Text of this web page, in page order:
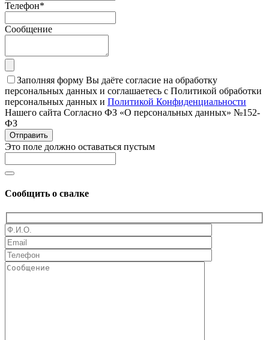
Телефон*
Сообщение
Заполняя форму Вы даёте согласие на обработку
персональных данных и соглашаетесь с Политикой обработки
персональных данных и Политикой Конфиденциальности
Нашего сайта Согласно ФЗ «О персональных данных» №152-
ФЗ
Отправить
Это поле должно оставаться пустым
Сообщить о свалке